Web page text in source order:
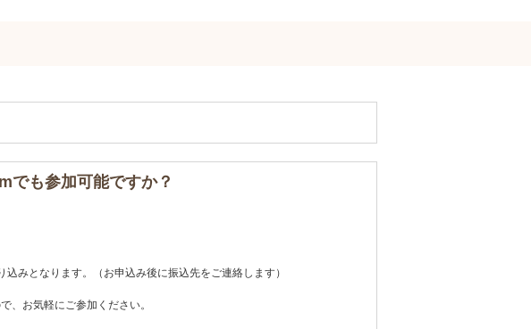
でも参加可能ですか？
みとなります。（お申込み後に振込先をご連絡します）
、お気軽にご参加ください。